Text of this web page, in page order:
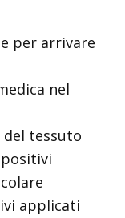
per arrivare
nel
del tessuto
applicati